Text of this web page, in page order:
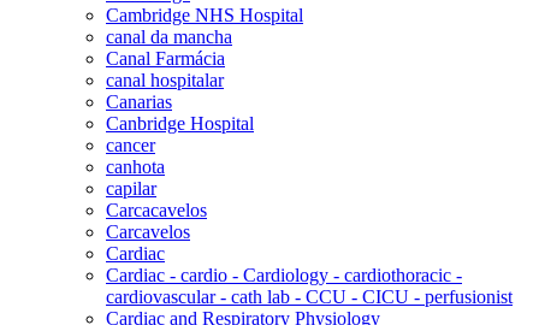
Cambridge NHS Hospital
canal da mancha
Canal Farmácia
canal hospitalar
Canarias
Canbridge Hospital
cancer
canhota
capilar
Carcacavelos
Carcavelos
Cardiac
Cardiac - cardio - Cardiology - cardiothoracic -
cardiovascular - cath lab - CCU - CICU - perfusionist
Cardiac and Respiratory Physiology